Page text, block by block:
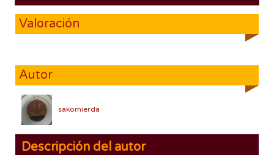
Valoración
Autor
sakomierda
Descripción del autor